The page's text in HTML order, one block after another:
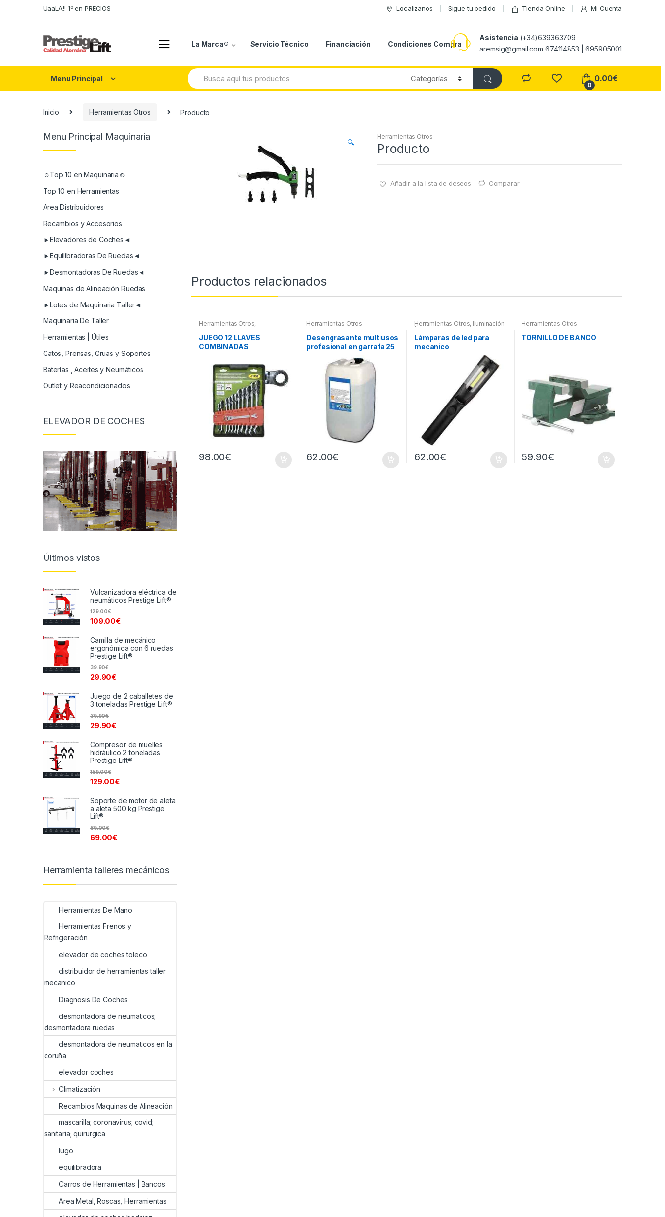
to
to
UaaLA!! 1º en PRECIOS Localizanos Sigue tu pedido Tienda Online Mi Cuenta
La Marca® Servicio Técnico Financiación Condiciones Compra
Asistencia (+34)639363709
aremsig@gmail.com 674114853 | 695905001
Menu Principal
Search
for:
0
0.00€
Inicio Herramientas Otros Producto
🔍
Herramientas Otros
Producto
Añadir a la lista de deseos Comparar
Productos relacionados
Herramientas Otros,
Herramientas De Mano
JUEGO 12 LLAVES
COMBINADAS
98.00€
Herramientas Otros
Desengrasante multiusos
profesional en garrafa 25
62.00€
Herramientas Otros, Iluminación
| Linternas Led
Lámparas de led para
mecanico
62.00€
Herramientas Otros
TORNILLO DE BANCO
59.90€
Menu Principal Maquinaria
☺Top 10 en Maquinaria☺
Top 10 en Herramientas
Area Distribuidores
Recambios y Accesorios
►Elevadores de Coches◄
►Equilibradoras De Ruedas◄
►Desmontadoras De Ruedas◄
Maquinas de Alineación Ruedas
►Lotes de Maquinaria Taller◄
Maquinaria De Taller
Herramientas | Útiles
Gatos, Prensas, Gruas y Soportes
Baterías , Aceites y Neumáticos
Outlet y Reacondicionados
ELEVADOR DE COCHES
Últimos vistos
Vulcanizadora eléctrica de
neumáticos Prestige Lift®
109.00€
129.00€
Camilla de mecánico
ergonómica con 6 ruedas
Prestige Lift®
29.90€
39.90€
Juego de 2 caballetes de
3 toneladas Prestige Lift®
29.90€
39.90€
Compresor de muelles
hidráulico 2 toneladas
Prestige Lift®
129.00€
159.00€
Soporte de motor de aleta
a aleta 500 kg Prestige
Lift®
69.00€
89.00€
Herramienta talleres mecánicos
Herramientas De Mano
Herramientas Frenos y
Refrigeración
elevador de coches toledo
distribuidor de herramientas taller
mecanico
Diagnosis De Coches
desmontadora de neumáticos;
desmontadora ruedas
desmontadora de neumaticos en la
coruña
elevador coches
Climatización
Recambios Maquinas de Alineación
mascarilla; coronavirus; covid;
sanitaria; quirurgica
lugo
equilibradora
Carros de Herramientas | Bancos
Area Metal, Roscas, Herramientas